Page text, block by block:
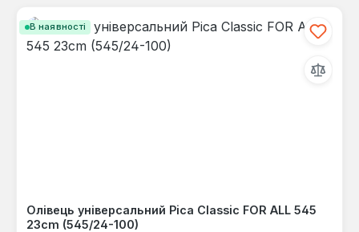
В наявності
Олівець універсальний Pica Classic FOR ALL 545
23cm (545/24-100)